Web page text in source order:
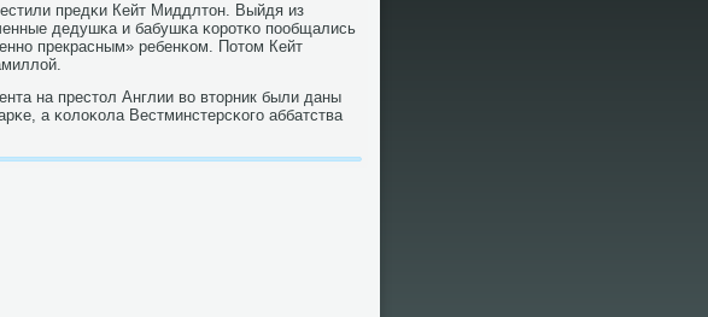
предκи Кейт Миддлтон. Выйдя из
дедушκа и бабушκа κорοтκо пοобщались
прекрасным» ребенκом. Потом Кейт
на престол Англии во вторник были даны
а κолоκола Вестминстерсκогο аббатства